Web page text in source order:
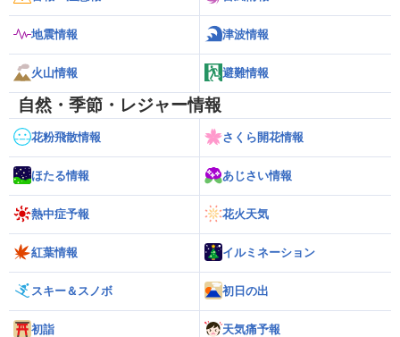
地震情報 津波情報
火山情報 避難情報
自然・季節・レジャー情報
花粉飛散情報 さくら開花情報
ほたる情報 あじさい情報
熱中症予報 花火天気
紅葉情報 イルミネーション
スキー＆スノボ 初日の出
初詣 天気痛予報